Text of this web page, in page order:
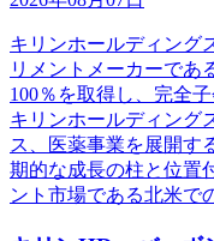
キリンホールディング
リメントメーカーであ
100％を取得し、完全
キリンホールディング
ス、医薬事業を展開す
期的な成長の柱と位置
ント市場である北米で